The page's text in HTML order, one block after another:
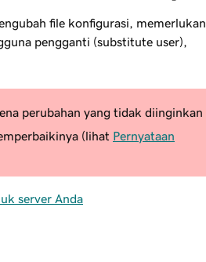
file konfigurasi, memerlukan
pengganti (substitute user),
perubahan yang tidak diinginkan
(lihat Pernyataan
server Anda